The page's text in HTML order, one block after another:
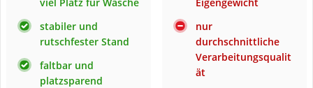
stabiler und
rutschfester Stand
faltbar und
platzsparend
nur
durchschnittliche
Verarbeitungsqualit
ät